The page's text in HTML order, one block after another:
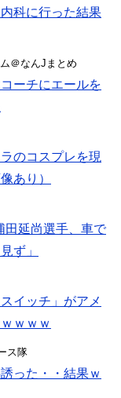
科に行った結果
＠なんJまとめ
ーチにエールを
のコスプレを現
あり）
田延尚選手、車で
ず」
イッチ」がアメ
ｗｗｗ
ス隊
った・・結果ｗ